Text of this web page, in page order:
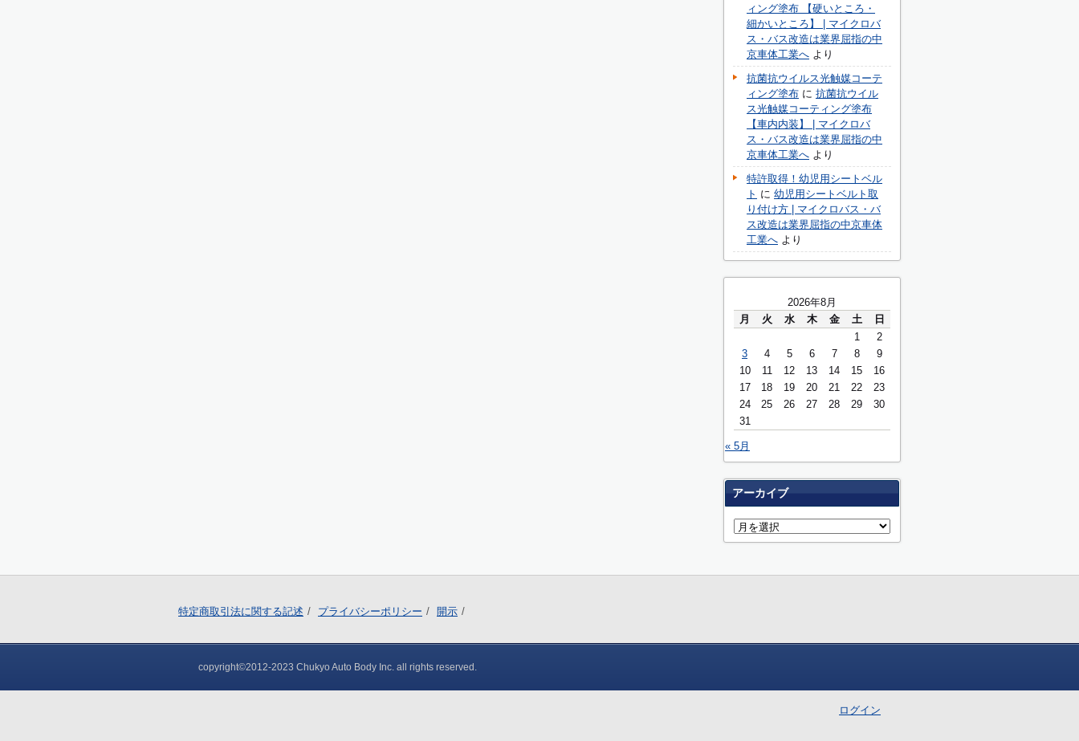
ィング塗布 【硬いところ・
細かいところ】 | マイクロバ
ス・バス改造は業界屈指の中
京車体工業へ より
抗菌抗ウイルス光触媒コーテ
ィング塗布 に 抗菌抗ウイル
ス光触媒コーティング塗布
【車内内装】 | マイクロバ
ス・バス改造は業界屈指の中
京車体工業へ より
特許取得！幼児用シートベル
ト に 幼児用シートベルト取
り付け方 | マイクロバス・バ
ス改造は業界屈指の中京車体
工業へ より
2026年8月
月
火 水 木 金 土
日
1
2
3
4 5 6 7 8
9
10
11 12 13 14 15
16
17
18 19 20 21 22
23
24
25 26 27 28 29
30
31
« 5月
アーカイブ
特定商取引法に関する記述 プライバシーポリシー 開示
copyright©2012-2023 Chukyo Auto Body Inc. all rights reserved.
ログイン